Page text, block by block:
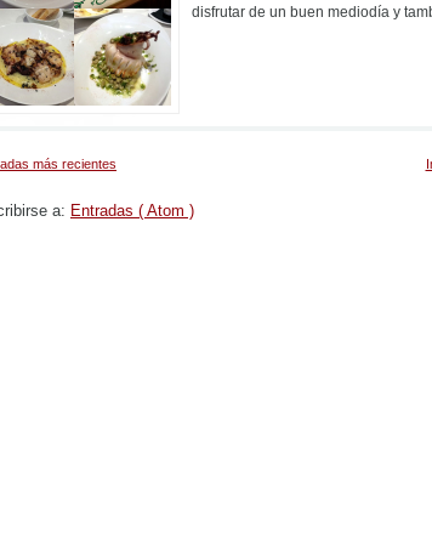
disfrutar de un buen mediodía y
más recientes
a: Entradas ( Atom )